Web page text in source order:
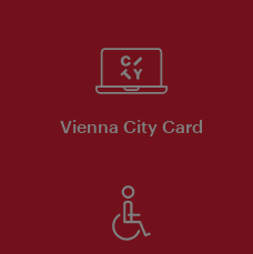
Vienna City Card